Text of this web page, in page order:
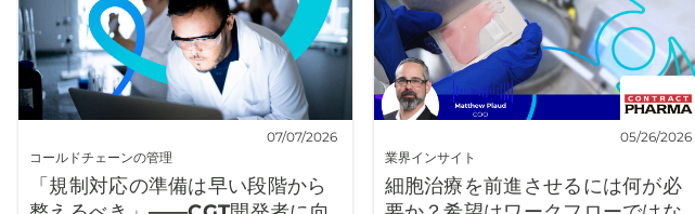
コールドチェーンの管理
07/07/2026
「規制対応の準備は早い段階から
業界インサイト
05/26/2026
細胞治療を前進させるには何が必